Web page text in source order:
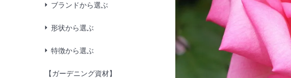
ブランドから選ぶ
形状から選ぶ
特徴から選ぶ
【ガーデニング資材】